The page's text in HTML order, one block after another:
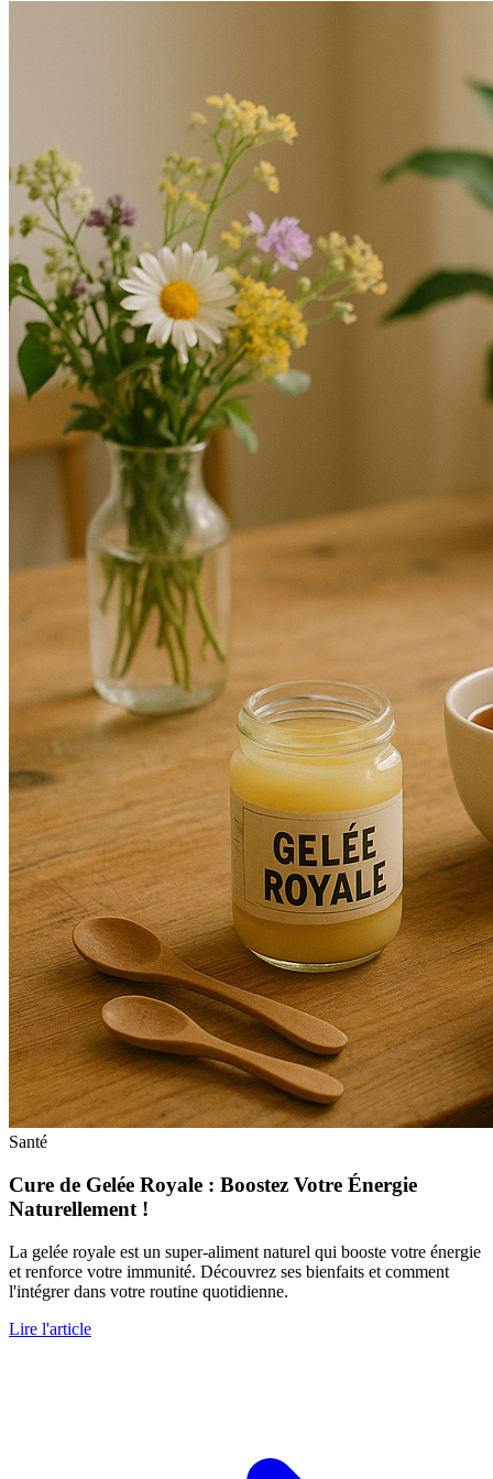
Santé
Cure de Gelée Royale : Boostez Votre Énergie
Naturellement !
La gelée royale est un super-aliment naturel qui booste votre énergie
et renforce votre immunité. Découvrez ses bienfaits et comment
l'intégrer dans votre routine quotidienne.
Lire l'article